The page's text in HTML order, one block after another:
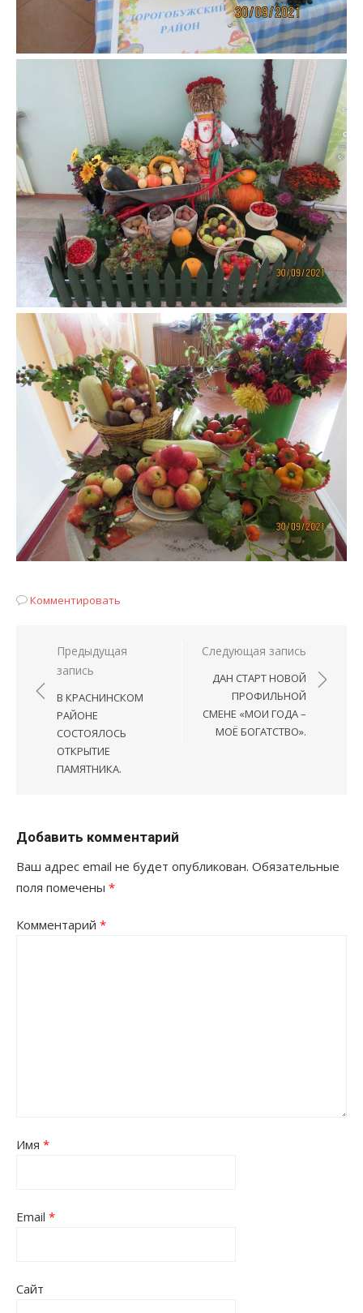
Комментировать
Навигация
записям
Предыдущая
запись
В КРАСНИНСКОМ
РАЙОНЕ
СОСТОЯЛОСЬ
ОТКРЫТИЕ
ПАМЯТНИКА.
Следующая запись
ДАН СТАРТ НОВОЙ
ПРОФИЛЬНОЙ
СМЕНЕ «МОИ ГОДА –
МОЁ БОГАТСТВО».
Добавить комментарий
Ваш адрес email не будет опубликован. Обязательные
поля помечены *
Комментарий *
Имя *
Email *
Сайт